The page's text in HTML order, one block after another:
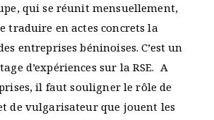
qui se réunit mensuellement,
traduire en actes concrets la
entreprises béninoises. C’est un
d’expériences sur la RSE. A
il faut souligner le rôle de
de vulgarisateur que jouent les